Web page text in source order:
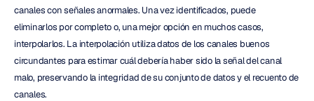
canales con señales anormales. Una vez identificados, puede
eliminarlos por completo o, una mejor opción en muchos casos,
interpolarlos. La interpolación utiliza datos de los canales buenos
circundantes para estimar cuál debería haber sido la señal del canal
malo, preservando la integridad de su conjunto de datos y el recuento de
canales.